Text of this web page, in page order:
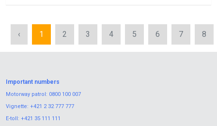
‹ 1 2 3 4 5 6 7 8
Important numbers
Motorway patrol: 0800 100 007
Vignette: +421 2 32 777 777
E-toll: +421 35 111 111